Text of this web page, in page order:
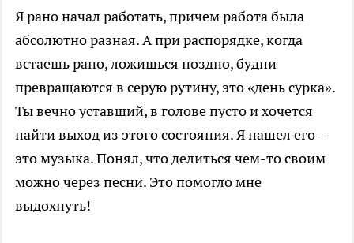
Я рано начал работать, причем работа была
абсолютно разная. А при распорядке, когда
встаешь рано, ложишься поздно, будни
превращаются в серую рутину, это «день сурка».
Ты вечно уставший, в голове пусто и хочется
найти выход из этого состояния. Я нашел его –
это музыка. Понял, что делиться чем-то своим
можно через песни. Это помогло мне
выдохнуть!